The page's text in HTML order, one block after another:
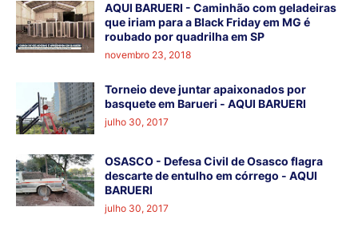
AQUI BARUERI - Caminhão com geladeiras
que iriam para a Black Friday em MG é
roubado por quadrilha em SP
novembro 23, 2018
Torneio deve juntar apaixonados por
basquete em Barueri - AQUI BARUERI
julho 30, 2017
OSASCO - Defesa Civil de Osasco flagra
descarte de entulho em córrego - AQUI
BARUERI
julho 30, 2017